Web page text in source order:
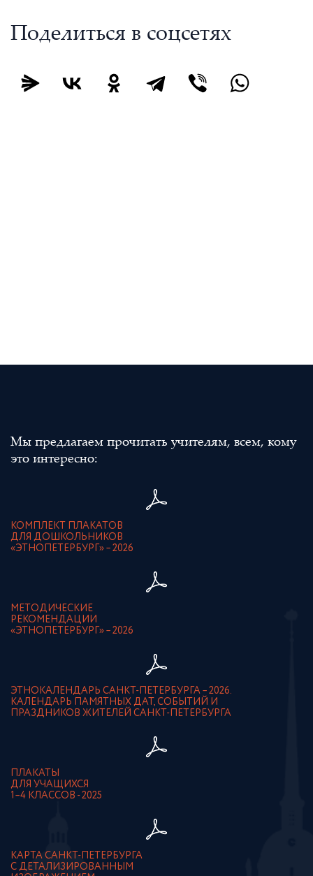
Поделиться в соцсетях
Мы предлагаем прочитать учителям, всем, кому
это интересно:
КОМПЛЕКТ ПЛАКАТОВ
ДЛЯ ДОШКОЛЬНИКОВ
«ЭТНОПЕТЕРБУРГ» – 2026
МЕТОДИЧЕСКИЕ
РЕКОМЕНДАЦИИ
«ЭТНОПЕТЕРБУРГ» – 2026
ЭТНОКАЛЕНДАРЬ САНКТ-ПЕТЕРБУРГА – 2026.
КАЛЕНДАРЬ ПАМЯТНЫХ ДАТ, СОБЫТИЙ И
ПРАЗДНИКОВ ЖИТЕЛЕЙ САНКТ-ПЕТЕРБУРГА
ПЛАКАТЫ
ДЛЯ УЧАЩИХСЯ
1–4 КЛАССОВ - 2025
КАРТА САНКТ-ПЕТЕРБУРГА
С ДЕТАЛИЗИРОВАННЫМ